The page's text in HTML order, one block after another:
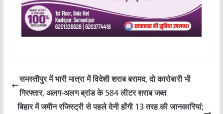
समस्तीपुर में भारी मात्रा में विदेशी शराब बरामद, दो कारोबारी भी
गिरफ्तार, अलग-अलग ब्रांड के 584 लीटर शराब जब्त
बिहार में जमीन रजिस्ट्री से पहले देनी होंगी 13 तरह की जानकारियां;